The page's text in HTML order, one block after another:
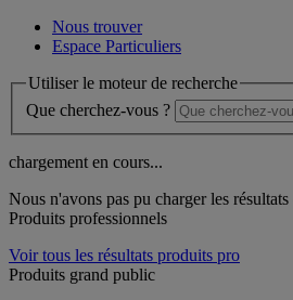
Nous trouver
Espace Particuliers
Utiliser le moteur de recherche
Que cherchez-vous ?
chargement en cours...
Nous n'avons pas pu charger les
Produits professionnels
Voir tous les résultats produits pro
Produits grand public